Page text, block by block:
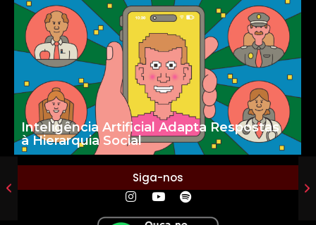
Inteligência Artificial Adapta Respostas
à Hierarquia Social
Siga-nos